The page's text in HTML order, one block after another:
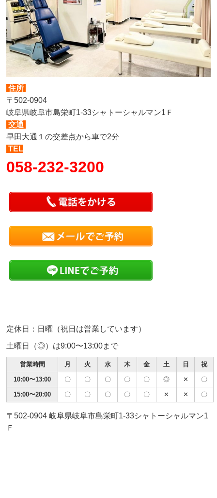
住所
〒502-0904
岐阜県岐阜市島栄町1-33シャトーシャルマン1Ｆ
交通
早田大通１の交差点から車で2分
TEL
058-232-3200
定休日：日曜（祝日は営業しています）
土曜日（◎）は9:00〜13:00まで
営業時間 月 火 水 木 金 土 日 祝
10:00〜13:00 〇 〇 〇 〇 〇 ◎ ✕ 〇
15:00〜20:00 〇 〇 〇 〇 〇 ✕ ✕ 〇
〒502-0904 岐阜県岐阜市島栄町1-33シャトーシャルマン1
Ｆ